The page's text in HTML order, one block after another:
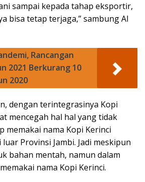
sampai kepada tahap eksportir,
bisa tetap terjaga,” sambung Al
Rancangan
2021 Berkurang 10
2020
dengan terintegrasinya Kopi
mencegah hal hal yang tidak
memakai nama Kopi Kerinci
Provinsi Jambi. Jadi meskipun
bahan mentah, namun dalam
nama Kopi Kerinci.